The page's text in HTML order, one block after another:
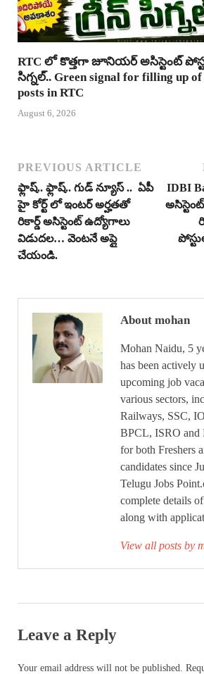
RTC లో కొత్తగా జూనియర్ అసిస్టెంట్
సిగ్నల్.. Green signal for filling up
posts in RTC
August 6, 2026
PREVIOUS ARTICLE
ఫ్లాష్.. ఫ్లాష్.. గుడ్ న్యూస్ .. ఏపీ
హై కోర్ట్ లో ఇంటర్ అర్హతతో
రికార్డ్ అసిస్టెంట్ ఉద్యోగాలు
విడుదల… వెంటనే అప్లై
చేయండి.
IDBI
About mohan
Mohan Naidu, 5
has been actively
upcoming job
various sectors,
Railways, SSC,
BPCL, ISRO and
for both Freshers
candidates since
Telugu Jobs
complete details
along with
View all posts by
Leave a Reply
Your email address will not be published.